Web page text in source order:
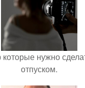
нужно
отпуском.